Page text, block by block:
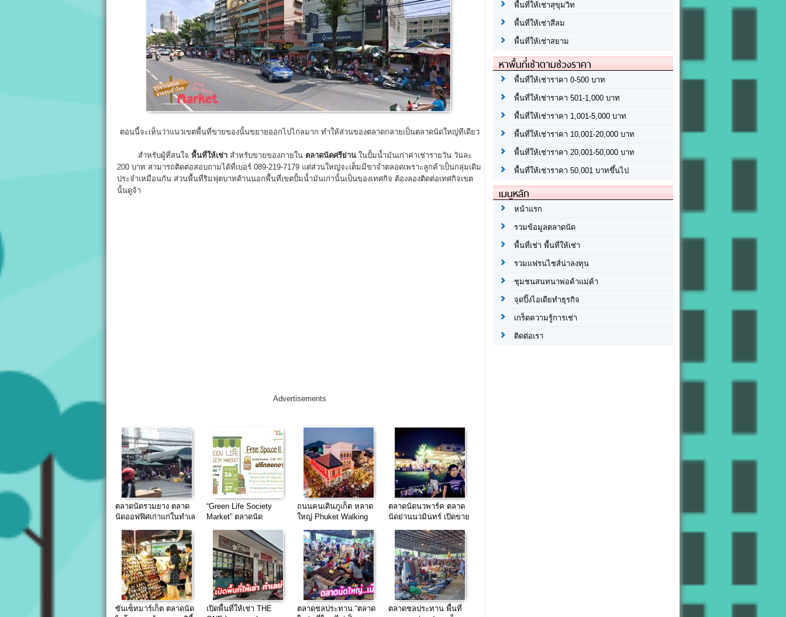
ตอนนี้จะเห็นว่าแนวเขตพื้นที่ขายของนั้นขยายออกไปไกลมาก ทำให้ส่วนของตลาดกลายเป็นตลาดนัดใหญ่ทีเดียว
สำหรับผู้ที่สนใจ พื้นที่ให้เช่า สำหรับขายของภายใน ตลาดนัดศรีย่าน ในปั้มน้ำมันเก่าค่าเช่ารายวัน วันละ
200 บาท สามารถติดต่อสอบถามได้ที่เบอร์ 089-219-7179 แต่ส่วนใหญ่จะเต็มมีขาจำตลอดเพราะลูกค้าเป็นกลุ่มเดิม
ประจำเหมือนกัน ส่วนพื้นที่ริมฟุตบาทด้านนอกพื้นที่เขตปั้มน้ำมันเก่านั้นเป็นของเทศกิจ ต้องลองติดต่อเทศกิจเขต
นั้นดูจ้า
Advertisements
ตลาดนัดรวมยาง ตลาด
นัดออฟฟิศเก่าแก่ในทำเล
“Green Life Society
Market” ตลาดนัด
ถนนคนเดินภูเก็ต หลาด
ใหญ่ Phuket Walking
ตลาดนัดนวพาร์ค ตลาด
นัดย่านนวมินทร์ เปิดขาย
ซันเซ็ทมาร์เก็ต ตลาดนัด
เปิดพื้นที่ให้เช่า THE
ตลาดชลประทาน “ตลาด
ตลาดชลประทาน พื้นที่
พื้นที่ให้เช่าสุขุมวิท
พื้นที่ให้เช่าสีลม
พื้นที่ให้เช่าสยาม
หาพื้นที่เช่าตามช่วงราคา
พื้นที่ให้เช่าราคา 0-500 บาท
พื้นที่ให้เช่าราคา 501-1,000 บาท
พื้นที่ให้เช่าราคา 1,001-5,000 บาท
พื้นที่ให้เช่าราคา 10,001-20,000 บาท
พื้นที่ให้เช่าราคา 20,001-50,000 บาท
พื้นที่ให้เช่าราคา 50,001 บาทขึ้นไป
เมนูหลัก
หน้าแรก
รวมข้อมูลตลาดนัด
พื้นที่เช่า พื้นที่ให้เช่า
รวมแฟรนไชส์น่าลงทุน
ชุมชนสนทนาพ่อค้าแม่ค้า
จุดปิ๊งไอเดียทำธุรกิจ
เกร็ดความรู้การเช่า
ติดต่อเรา